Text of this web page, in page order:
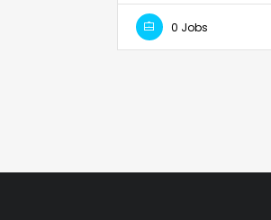
0 Jobs